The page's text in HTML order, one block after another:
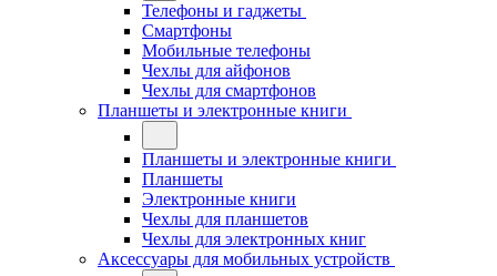
Телефоны и гаджеты
Смартфоны
Мобильные телефоны
Чехлы для айфонов
Чехлы для смартфонов
Планшеты и электронные книги
Планшеты и электронные книги
Планшеты
Электронные книги
Чехлы для планшетов
Чехлы для электронных книг
Аксессуары для мобильных устройств